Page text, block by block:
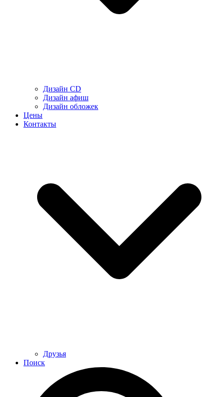
Дизайн CD
Дизайн афиш
Дизайн обложек
Цены
Контакты
Друзья
Поиск